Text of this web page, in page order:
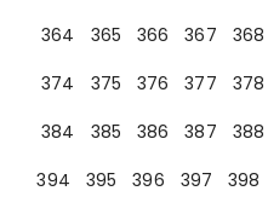
364
365 366 367 368
374
375 376 377 378
384
385 386 387 388
394
395 396 397 398